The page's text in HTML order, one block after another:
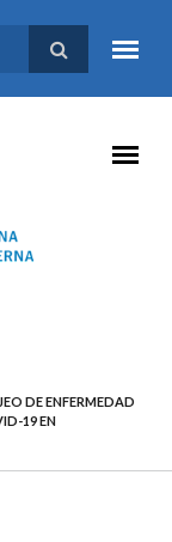
DE ENFERMEDAD
19 EN